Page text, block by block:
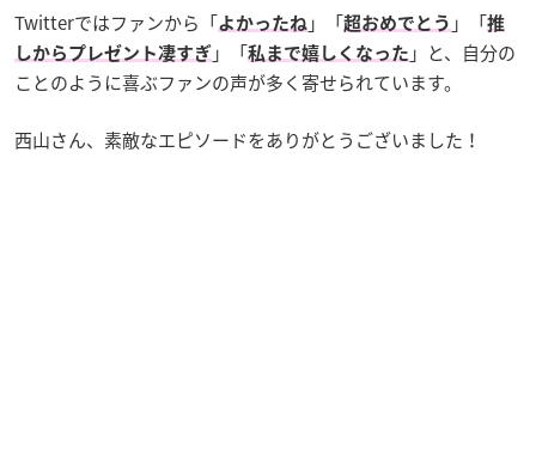
Twitterではファンから「よかったね 」「超おめでとう 」「推
しからプレゼント凄すぎ 」「私まで嬉しくなった 」と、自分の
ことのように喜ぶファンの声が多く寄せられています。
西山さん、素敵なエピソードをありがとうございました！